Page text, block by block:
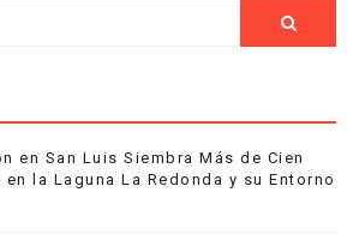
en San Luis Siembra Más de Cien
la Laguna La Redonda y su Entorno